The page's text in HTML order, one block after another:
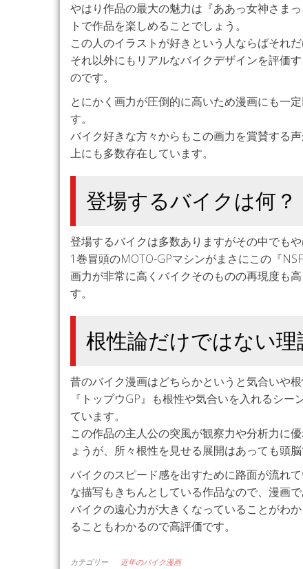
やはり作品の最大の魅力は『ああっ女神さま
トで作品を楽しめることでしょう。
この人のイラストが好きという人ならばそれ
それ以外にもリアルなバイクデザインを評価
のです。
とにかく画力が圧倒的に高いため漫画にも一
す。
バイク好きな方々からもこの画力を賞賛する
上にも多数存在しています。
登場するバイクは何？
登場するバイクは多数ありますがその中でも
1巻冒頭のMOTO-GPマシンがまさにこの『
画力が非常に高くバイクそのものの再現度も
す。
根性論だけではない
昔のバイク漫画はどちらかというと気合いや
『トップウGP』も根性や気合いを入れるシ
ています。
この作品の主人公の突風が観察力や分析力に
ょうが、所々根性を見せる展開はあっても頭
バイクのスピード感を出すために路面が流れ
な描写もきちんとしている作品なので、漫画
バイクの遠心力が大きくなっていることがわ
ることもわかるので高評価です。
カテゴリー 近年のバイク漫画